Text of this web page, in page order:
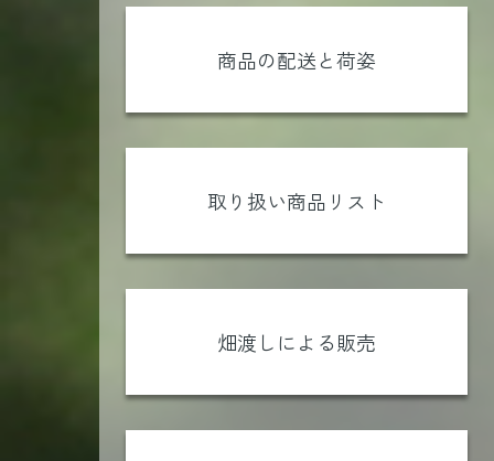
商品の配送と荷姿
取り扱い商品リスト
畑渡しによる販売